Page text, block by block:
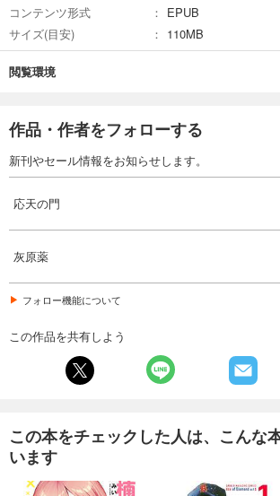
コンテンツ形式
EPUB
サイズ(目安)
110MB
閲覧環境
作品・作者をフォローする
新刊やセール情報をお知らせします。
応天の門
灰原薬
フォロー機能について
この作品を共有しよう
この本をチェックした人は、こんな
います